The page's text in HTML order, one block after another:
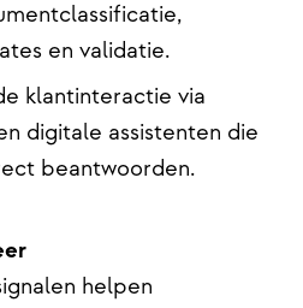
en validatie.
klantinteractie via
digitale assistenten die
beantwoorden.
helpen